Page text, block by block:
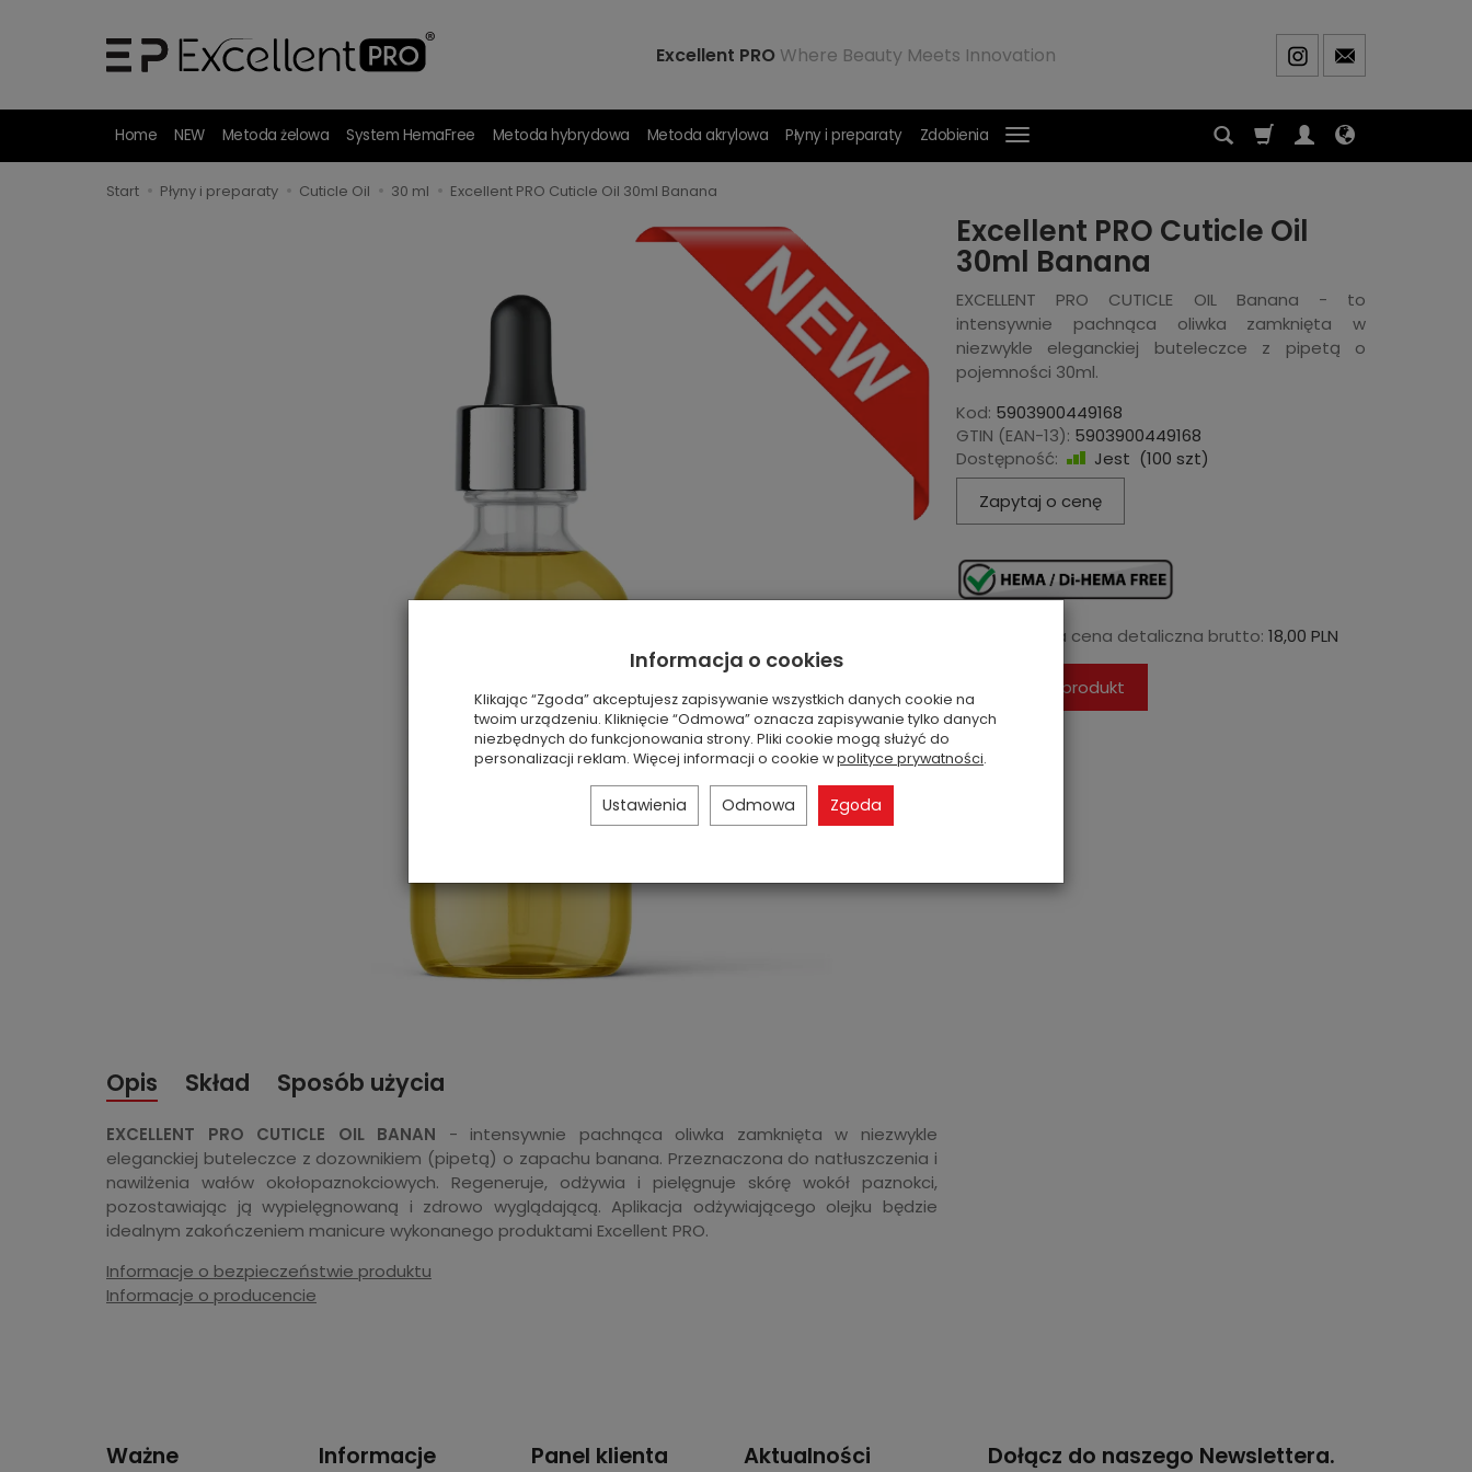
Excellent PRO Where Beauty Meets Innovation
Home NEW Metoda żelowa System HemaFree Metoda hybrydowa Metoda akrylowa Płyny i preparaty Zdobienia
Start Płyny i preparaty Cuticle Oil 30 ml Excellent PRO Cuticle Oil 30ml Banana
Excellent PRO Cuticle Oil
30ml Banana
EXCELLENT PRO CUTICLE OIL Banana - to
intensywnie pachnąca oliwka zamknięta w
niezwykle eleganckiej buteleczce z pipetą o
pojemności 30ml.
Kod: 5903900449168
GTIN (EAN-13): 5903900449168
Dostępność:
Jest (100 szt)
Zapytaj o cenę
*Sugerowana cena detaliczna brutto: 18,00 PLN
Zapytaj o produkt
Opis Skład Sposób użycia
EXCELLENT PRO CUTICLE OIL BANAN - intensywnie pachnąca oliwka zamknięta w niezwykle
eleganckiej buteleczce z dozownikiem (pipetą) o zapachu banana. Przeznaczona do natłuszczenia i
nawilżenia wałów okołopaznokciowych. Regeneruje, odżywia i pielęgnuje skórę wokół paznokci,
pozostawiając ją wypielęgnowaną i zdrowo wyglądającą. Aplikacja odżywiającego olejku będzie
idealnym zakończeniem manicure wykonanego produktami Excellent PRO.
Informacje o bezpieczeństwie produktu
Informacje o producencie
Ważne Informacje Panel klienta Aktualności Dołącz do naszego Newslettera.
Informacja o cookies
Klikając “Zgoda” akceptujesz zapisywanie wszystkich danych cookie na
twoim urządzeniu. Kliknięcie “Odmowa” oznacza zapisywanie tylko danych
niezbędnych do funkcjonowania strony. Pliki cookie mogą służyć do
personalizacji reklam. Więcej informacji o cookie wpolityce prywatności.
Ustawienia Odmowa Zgoda